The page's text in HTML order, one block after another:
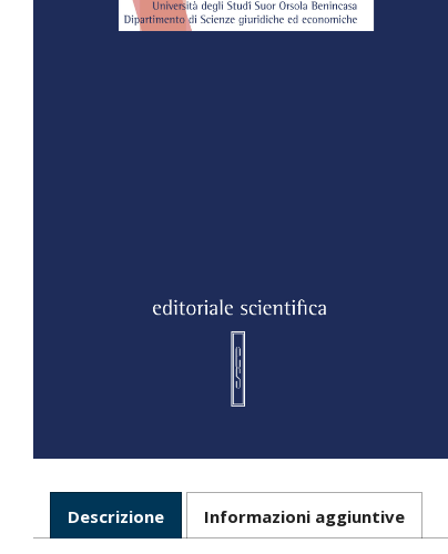
Descrizione Informazioni aggiuntive